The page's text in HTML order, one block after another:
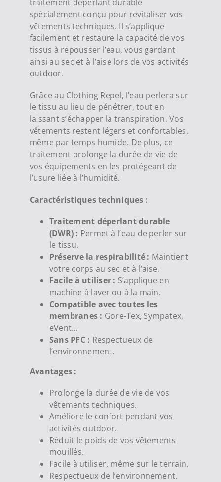
traitement déperlant durable
spécialement conçu pour revitaliser vos
vêtements techniques. Il s’applique
facilement et restaure la capacité de vos
tissus à repousser l’eau, vous gardant
ainsi au sec et à l’aise lors de vos activités
outdoor.
Grâce au Clothing Repel, l’eau perlera sur
le tissu au lieu de pénétrer, tout en
laissant s’échapper la transpiration. Vos
vêtements restent légers et confortables,
même par temps humide. De plus, ce
traitement prolonge la durée de vie de
vos équipements en les protégeant de
l’usure liée à l’humidité.
Caractéristiques techniques :
Traitement déperlant durable
(DWR) : Permet à l’eau de perler sur
le tissu.
Préserve la respirabilité : Maintient
votre corps au sec et à l’aise.
Facile à utiliser : S’applique en
machine à laver ou à la main.
Compatible avec toutes les
membranes : Gore-Tex, Sympatex,
eVent…
Sans PFC : Respectueux de
l’environnement.
Avantages :
Prolonge la durée de vie de vos
vêtements techniques.
Améliore le confort pendant vos
activités outdoor.
Réduit le poids de vos vêtements
mouillés.
Facile à utiliser, même sur le terrain.
Respectueux de l’environnement.